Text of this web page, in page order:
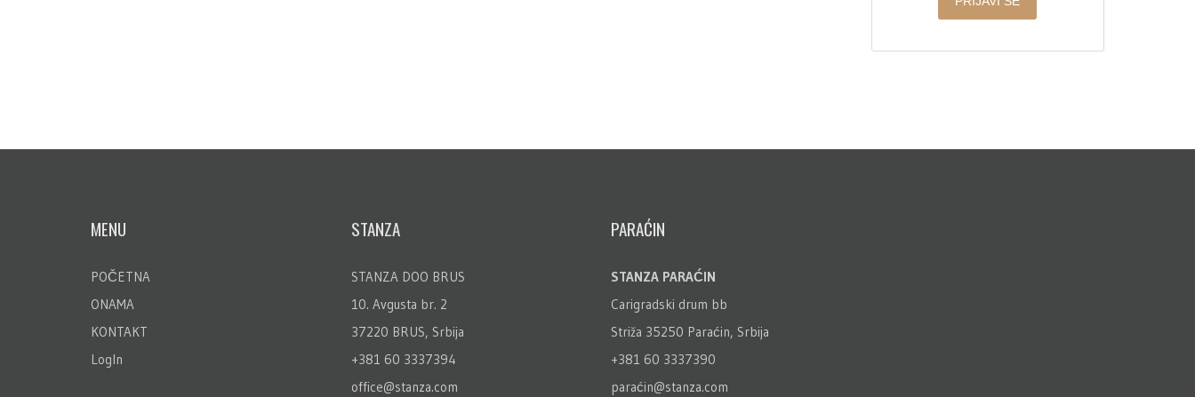
MENU
POČETNA
ONAMA
KONTAKT
LogIn
STANZA
STANZA DOO BRUS
10. Avgusta br. 2
37220 BRUS, Srbija
+381 60 3337394
office@stanza.com
PARAĆIN
STANZA PARAĆIN
Carigradski drum bb
Striža 35250 Paraćin, Srbija
+381 60 3337390
paraćin@stanza.com